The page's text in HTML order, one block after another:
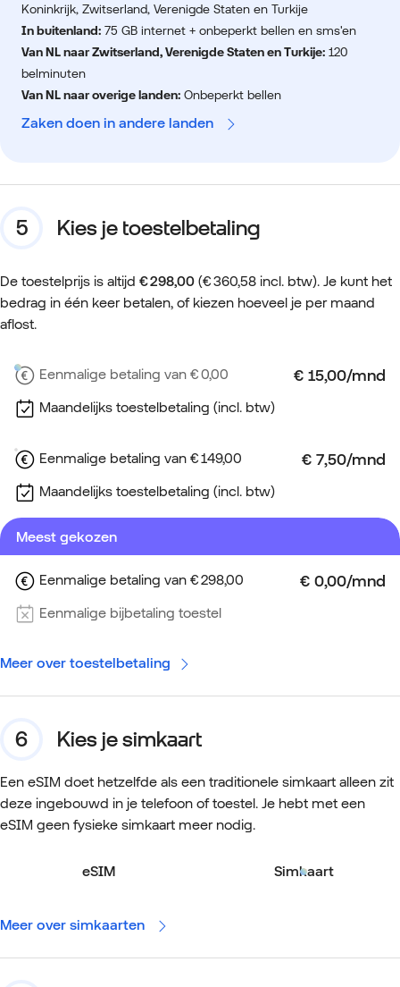
Koninkrijk, Zwitserland, Verenigde Staten en Turkije
In buitenland: 75 GB internet + onbeperkt bellen en sms'en
Van NL naar Zwitserland, Verenigde Staten en Turkije: 120
belminuten
Van NL naar overige landen: Onbeperkt bellen
Zaken doen in andere landen
Kies je toestelbetaling
De toestelprijs is altijd € 298,00 (€ 360,58 incl. btw). Je kunt het
bedrag in één keer betalen, of kiezen hoeveel je per maand
aflost.
Eenmalige betaling van € 0,00
Maandelijks toestelbetaling (incl. btw)
Eenmalige betaling van € 149,00
Maandelijks toestelbetaling (incl. btw)
Meest gekozen
Eenmalige betaling van € 298,00
Eenmalige bijbetaling toestel
Meer over toestelbetaling
Kies je simkaart
Een eSIM doet hetzelfde als een traditionele simkaart alleen zit
deze ingebouwd in je telefoon of toestel. Je hebt met een
eSIM geen fysieke simkaart meer nodig.
eSIM Simkaart
Meer over simkaarten